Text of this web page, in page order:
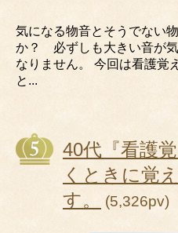
気になる物音とそうでない
か？ 必ずしも大きい音が
なりません。 今回は看護
と...
40代『看護
くときに覚
す。
(5,326pv)